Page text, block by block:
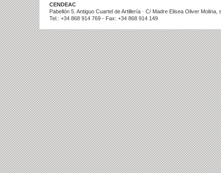
CENDEAC
Pabellón 5. Antiguo Cuartel de Artillería · C/ Madre Elisea Oliver
Tel.: +34 868 914 769 - Fax: +34 868 914 149